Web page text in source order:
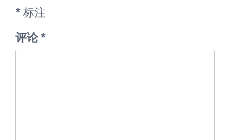
*标注
评论*